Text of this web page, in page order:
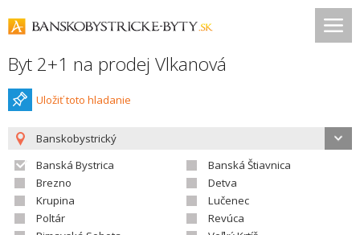
Byt 2+1 na prodej Vlkanová
Uložiť toto hladanie
Banskobystrický
Banská Bystrica
Banská Štiavnica
Brezno
Detva
Krupina
Lučenec
Poltár
Revúca